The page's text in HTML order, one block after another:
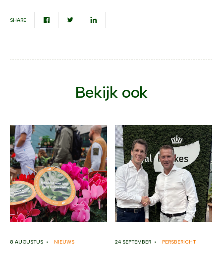
SHARE
Bekijk ook
8 AUGUSTUS • NIEUWS 24 SEPTEMBER • PERSBERICHT